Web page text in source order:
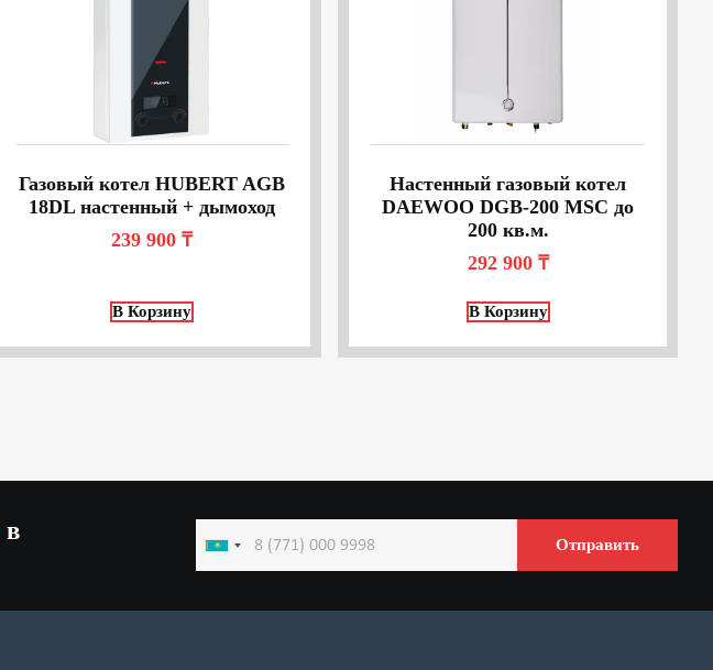
Газовый котел HUBERT AGB
18DL настенный + дымоход
239 900 ₸
В Корзину
Настенный газовый котел
DAEWOO DGB-200 MSC до
200 кв.м.
292 900 ₸
В Корзину
в
Kazakhstan
Отправить